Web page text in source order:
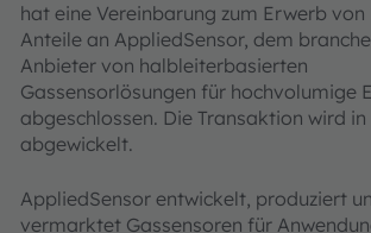
hat eine Vereinbarung zum Erwerb von
Anteile an AppliedSensor, dem
Anbieter von halbleiterbasierten
Gassensorlösungen für hochvolumige
abgeschlossen. Die Transaktion wird
abgewickelt.
AppliedSensor entwickelt, produziert
vermarktet Gassensoren für